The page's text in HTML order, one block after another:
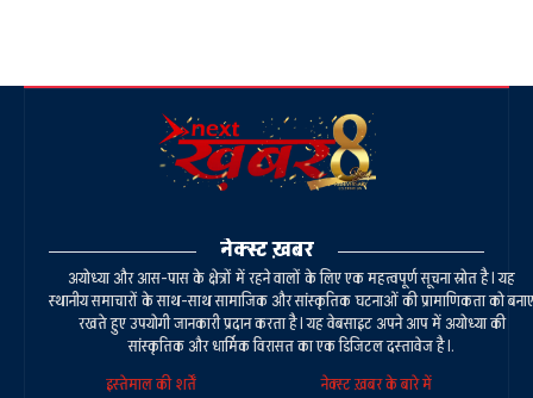
नेक्स्ट ख़बर
अयोध्या और आस-पास के क्षेत्रों में रहने वालों के लिए एक महत्वपूर्ण सूचना स्रोत है। यह
स्थानीय समाचारों के साथ-साथ सामाजिक और सांस्कृतिक घटनाओं की प्रामाणिकता को बनाए
रखते हुए उपयोगी जानकारी प्रदान करता है। यह वेबसाइट अपने आप में अयोध्या की
सांस्कृतिक और धार्मिक विरासत का एक डिजिटल दस्तावेज है।.
इस्तेमाल की शर्तें
नेक्स्ट ख़बर के बारे में